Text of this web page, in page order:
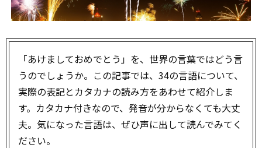
「あけましておめでとう」を、世界の言葉ではどう言
うのでしょうか。この記事では、34の言語について、
実際の表記とカタカナの読み方をあわせて紹介しま
す。カタカナ付きなので、発音が分からなくても大丈
夫。気になった言語は、ぜひ声に出して読んでみてく
ださい。